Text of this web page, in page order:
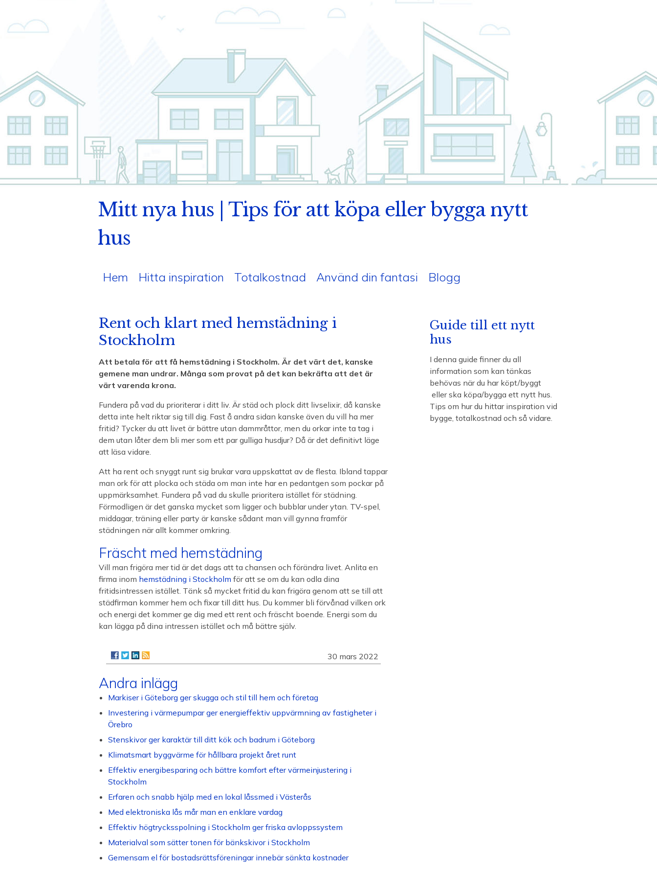
Mitt nya hus | Tips för att köpa eller bygga nytt
hus
Hem Hitta inspiration Totalkostnad Använd din fantasi Blogg
Rent och klart med hemstädning i
Stockholm
Att betala för att få hemstädning i Stockholm. Är det värt det, kanske
gemene man undrar. Många som provat på det kan bekräfta att det är
värt varenda krona.
Fundera på vad du prioriterar i ditt liv. Är städ och plock ditt livselixir, då kanske
detta inte helt riktar sig till dig. Fast å andra sidan kanske även du vill ha mer
fritid? Tycker du att livet är bättre utan dammråttor, men du orkar inte ta tag i
dem utan låter dem bli mer som ett par gulliga husdjur? Då är det definitivt läge
att läsa vidare.
Att ha rent och snyggt runt sig brukar vara uppskattat av de flesta. Ibland tappar
man ork för att plocka och städa om man inte har en pedantgen som pockar på
uppmärksamhet. Fundera på vad du skulle prioritera istället för städning.
Förmodligen är det ganska mycket som ligger och bubblar under ytan. TV-spel,
middagar, träning eller party är kanske sådant man vill gynna framför
städningen när allt kommer omkring.
Fräscht med hemstädning
Vill man frigöra mer tid är det dags att ta chansen och förändra livet. Anlita en
firma inom hemstädning i Stockholm för att se om du kan odla dina
fritidsintressen istället. Tänk så mycket fritid du kan frigöra genom att se till att
städfirman kommer hem och fixar till ditt hus. Du kommer bli förvånad vilken ork
och energi det kommer ge dig med ett rent och fräscht boende. Energi som du
kan lägga på dina intressen istället och må bättre själv.
30 mars 2022
Andra inlägg
Markiser i Göteborg ger skugga och stil till hem och företag
Investering i värmepumpar ger energieffektiv uppvärmning av fastigheter i
Örebro
Stenskivor ger karaktär till ditt kök och badrum i Göteborg
Klimatsmart byggvärme för hållbara projekt året runt
Effektiv energibesparing och bättre komfort efter värmeinjustering i
Stockholm
Erfaren och snabb hjälp med en lokal låssmed i Västerås
Med elektroniska lås mår man en enklare vardag
Effektiv högtrycksspolning i Stockholm ger friska avloppssystem
Materialval som sätter tonen för bänkskivor i Stockholm
Gemensam el för bostadsrättsföreningar innebär sänkta kostnader
Guide till ett nytt
hus
I denna guide finner du all
information som kan tänkas
behövas när du har köpt/byggt
eller ska köpa/bygga ett nytt hus.
Tips om hur du hittar inspiration vid
bygge, totalkostnad och så vidare.